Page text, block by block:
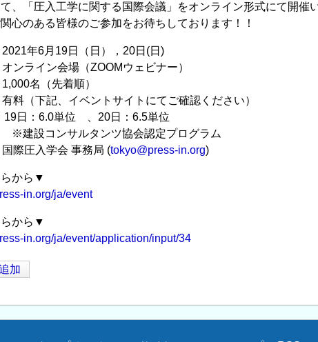
、「圧入工学に関する国際会議」をオンライン形式にて開催
心のある皆様のご参加をお待ちしております！！
年6月19日（日），20日(日)
ライン会場（ZOOMウェビナー）
名（先着順）
料（下記、イベントサイトにてご確認ください）
：6.0単位 、20日：6.5単位
サルタンツ協会認定プログラム
際圧入学会 事務局 (tokyo@press-in.org)
から▼
in.org/ja/event
から▼
in.org/ja/event/application/input/34
加